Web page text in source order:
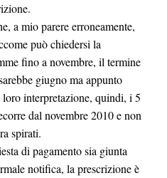
a mio parere erroneamente,
può chiedersi la
fino a novembre, il termine
giugno ma appunto
loro interpretazione, quindi, i 5
dal novembre 2010 e non
spirati.
di pagamento sia giunta
notifica, la prescrizione è